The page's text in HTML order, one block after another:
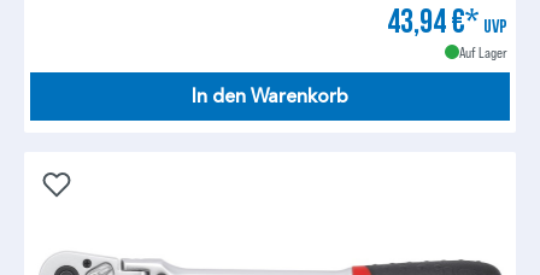
43,94 €* UVP
Auf Lager
In den Warenkorb